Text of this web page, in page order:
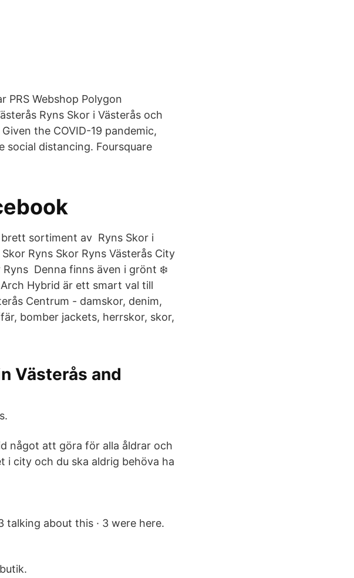
PRS Webshop Polygon
Ryns Skor i Västerås och
the COVID-19 pandemic,
social distancing. Foursquare
sortiment av Ryns Skor i
Ryns Skor Ryns Västerås City
Ryns Denna finns även i grönt ❄️
Hybrid är ett smart val till
Centrum - damskor, denim,
bomber jackets, herrskor, skor,
Västerås and
något att göra för alla åldrar och
i city och du ska aldrig behöva ha
talking about this · 3 were here.